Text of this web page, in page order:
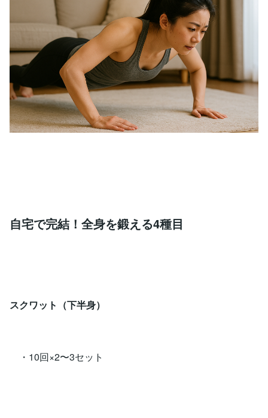
自宅で完結！全身を鍛える4種目
スクワット（下半身）
・10回×2〜3セット